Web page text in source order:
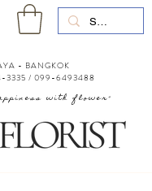
with flower"
- BANGKOK
3335 / 099-6493488